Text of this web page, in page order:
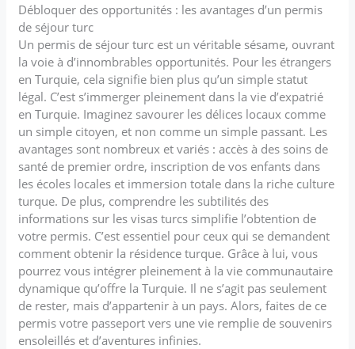
Débloquer des opportunités : les avantages d’un permis
de séjour turc
Un permis de séjour turc est un véritable sésame, ouvrant
la voie à d’innombrables opportunités. Pour les étrangers
en Turquie, cela signifie bien plus qu’un simple statut
légal. C’est s’immerger pleinement dans la vie d’expatrié
en Turquie. Imaginez savourer les délices locaux comme
un simple citoyen, et non comme un simple passant. Les
avantages sont nombreux et variés : accès à des soins de
santé de premier ordre, inscription de vos enfants dans
les écoles locales et immersion totale dans la riche culture
turque. De plus, comprendre les subtilités des
informations sur les visas turcs simplifie l’obtention de
votre permis. C’est essentiel pour ceux qui se demandent
comment obtenir la résidence turque. Grâce à lui, vous
pourrez vous intégrer pleinement à la vie communautaire
dynamique qu’offre la Turquie. Il ne s’agit pas seulement
de rester, mais d’appartenir à un pays. Alors, faites de ce
permis votre passeport vers une vie remplie de souvenirs
ensoleillés et d’aventures infinies.